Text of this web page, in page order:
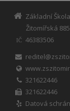
Základní
Žitomířská 885
IČ
46383506
321622446
321622446
Datová